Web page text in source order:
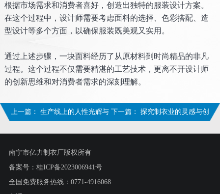
根据市场需求和消费者喜好，创造出独特的服装设计方案。
在这个过程中，设计师需要考虑面料的选择、色彩搭配、造
型设计等多个方面，以确保服装既美观又实用。
通过上述步骤，一块面料经历了从原材料到时尚精品的非凡
过程。这个过程不仅需要精湛的工艺技术，更离不开设计师
的创新思维和对消费者需求的深刻理解。
上一篇：生产线上的人性光辉与 下一篇： 探究制衣业的灵感与创
南宁市亿力制衣厂版权所有
备案号： 桂ICP备2023006941号
全国免费服务热线：0771-4916068